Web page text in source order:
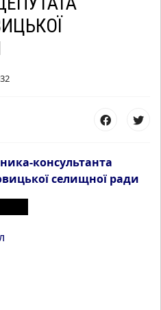
консультанта
селищної ради